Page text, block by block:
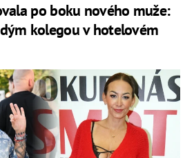
po boku nového muže:
kolegou v hotelovém